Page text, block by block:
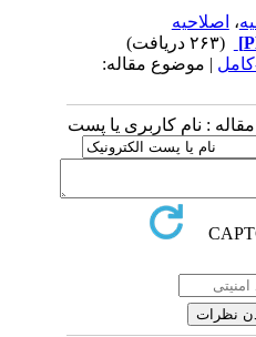
،اصلاحیه
| موضوع مقاله:
: نام کاربری یا پست